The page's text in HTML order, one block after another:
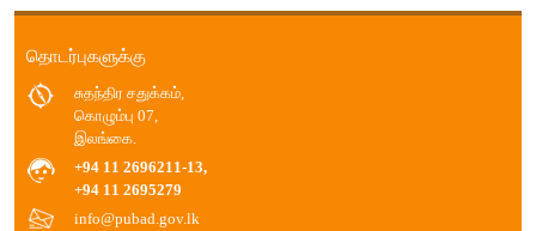
தொடர்புகளுக்கு
சுதந்திர சதுக்கம்,
கொழும்பு 07,
இலங்கை.
+94 11 2696211-13,
+94 11 2695279
info@pubad.gov.lk